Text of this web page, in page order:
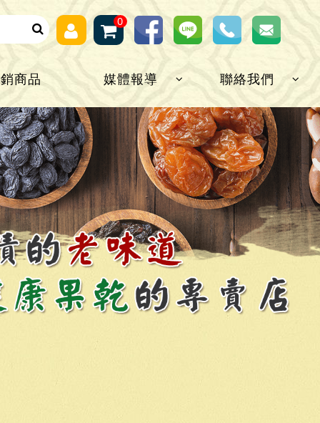
0
商品 媒體報導 聯絡我們